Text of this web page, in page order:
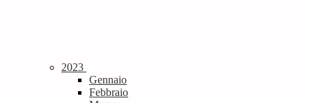
2023
Gennaio
Febbraio